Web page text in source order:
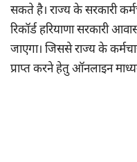
सकते है। राज्य के सरकारी
रिकॉर्ड हरियाणा सरकारी
जाएगा। जिससे राज्य के
प्राप्त करने हेतु ऑनलाइन